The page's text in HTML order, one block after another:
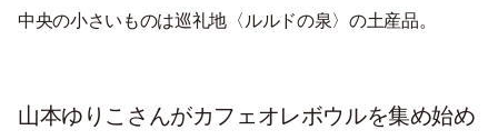
中央の小さいものは巡礼地〈ルルドの泉〉の土産品。
山本ゆりこさんがカフェオレボウルを集め始め